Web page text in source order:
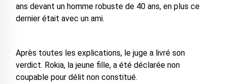
ans devant un homme robuste de 40 ans, en plus ce
dernier était avec un ami.
Après toutes les explications, le juge a livré son
verdict. Rokia, la jeune fille, a été déclarée non
coupable pour délit non constitué.